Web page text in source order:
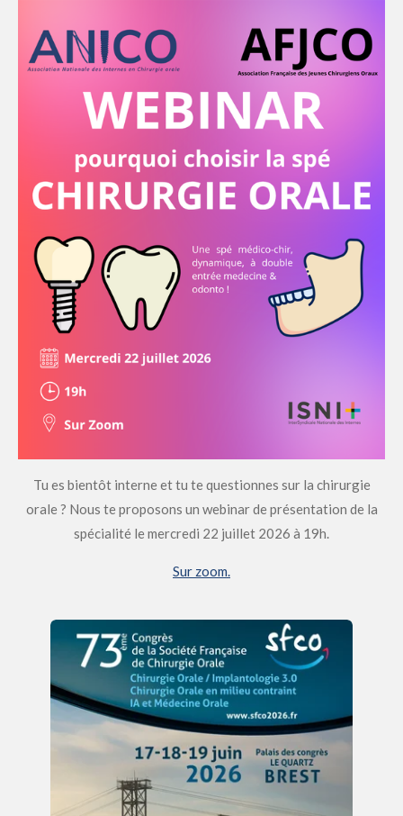
Tu es bientôt interne et tu te questionnes sur la chirurgie
orale ? Nous te proposons un webinar de présentation de la
spécialité le mercredi 22 juillet 2026 à 19h.
Sur zoom.